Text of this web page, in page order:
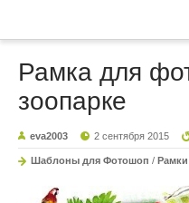
Рамка для
зоопарке
eva2003 2 сентября 2015
Шаблоны для Фотошоп /